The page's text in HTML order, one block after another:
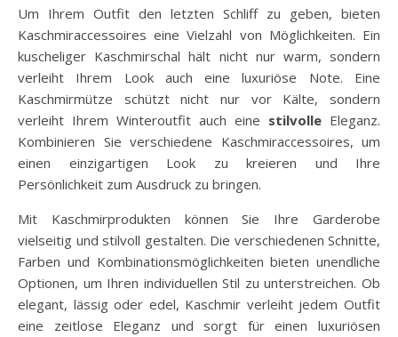
Um Ihrem Outfit den letzten Schliff zu geben, bieten
Kaschmiraccessoires eine Vielzahl von Möglichkeiten. Ein
kuscheliger Kaschmirschal hält nicht nur warm, sondern
verleiht Ihrem Look auch eine luxuriöse Note. Eine
Kaschmirmütze schützt nicht nur vor Kälte, sondern
verleiht Ihrem Winteroutfit auch eine stilvolle Eleganz.
Kombinieren Sie verschiedene Kaschmiraccessoires, um
einen einzigartigen Look zu kreieren und Ihre
Persönlichkeit zum Ausdruck zu bringen.
Mit Kaschmirprodukten können Sie Ihre Garderobe
vielseitig und stilvoll gestalten. Die verschiedenen Schnitte,
Farben und Kombinationsmöglichkeiten bieten unendliche
Optionen, um Ihren individuellen Stil zu unterstreichen. Ob
elegant, lässig oder edel, Kaschmir verleiht jedem Outfit
eine zeitlose Eleganz und sorgt für einen luxuriösen